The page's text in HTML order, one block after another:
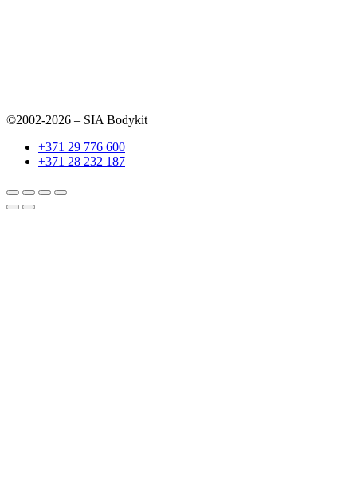
©2002-2026 – SIA Bodykit
+371 29 776 600
+371 28 232 187